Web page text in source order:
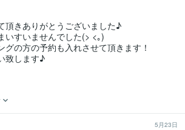
頂きありがとうございました♪
いすいませんでした(> <｡)
グの方の予約も入れさせて頂きます！
致します♪
5月23日